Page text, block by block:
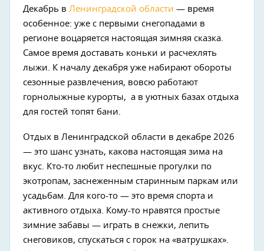
Декабрь в Ленинградской области — время
особенное: уже с первыми снегопадами в
регионе воцаряется настоящая зимняя сказка.
Самое время доставать коньки и расчехлять
лыжи. К началу декабря уже набирают обороты
сезонные развлечения, вовсю работают
горнолыжные курорты, а в уютных базах отдыха
для гостей топят бани.
Отдых в Ленинградской области в декабре 2026
— это шанс узнать, какова настоящая зима на
вкус. Кто-то любит неспешные прогулки по
экотропам, заснеженным старинным паркам или
усадьбам. Для кого-то — это время спорта и
активного отдыха. Кому-то нравятся простые
зимние забавы — играть в снежки, лепить
снеговиков, спускаться с горок на «ватрушках».